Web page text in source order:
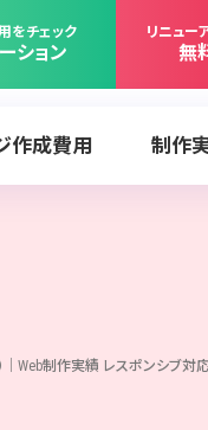
をチェック
ション
リニュー
無
作成費用 制作
｜Web制作実績 レスポンシブ対